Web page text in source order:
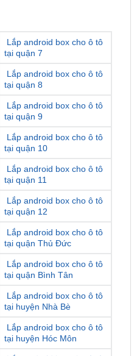
Lắp android box cho ô tô
tại quận 8
Lắp android box cho ô tô
tại quận 9
Lắp android box cho ô tô
tại quận 10
Lắp android box cho ô tô
tại quận 11
Lắp android box cho ô tô
tại quận 12
Lắp android box cho ô tô
tại quận Thủ Đức
Lắp android box cho ô tô
tại quận Bình Tân
Lắp android box cho ô tô
tại huyện Nhà Bè
Lắp android box cho ô tô
tại huyện Hóc Môn
Lắp android box cho ô tô
tại huyện Bình Chánh